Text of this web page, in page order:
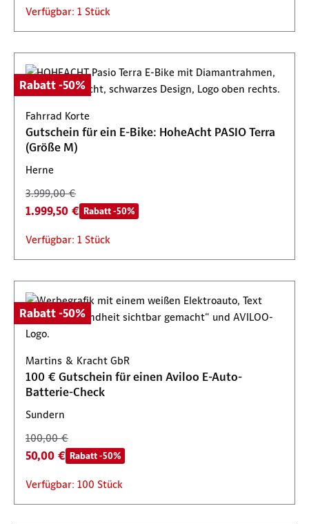
Verfügbar: 1 Stück
Rabatt -50%
Fahrrad Korte
Gutschein für ein E-Bike: HoheAcht PASIO Terra
(Größe M)
Herne
3.999,00 €
1.999,50 € Rabatt -50%
Verfügbar: 1 Stück
Rabatt -50%
Martins & Kracht GbR
100 € Gutschein für einen Aviloo E-Auto-
Batterie-Check
Sundern
100,00 €
50,00 € Rabatt -50%
Verfügbar: 100 Stück